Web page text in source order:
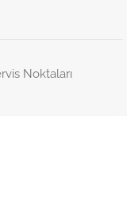
Noktaları